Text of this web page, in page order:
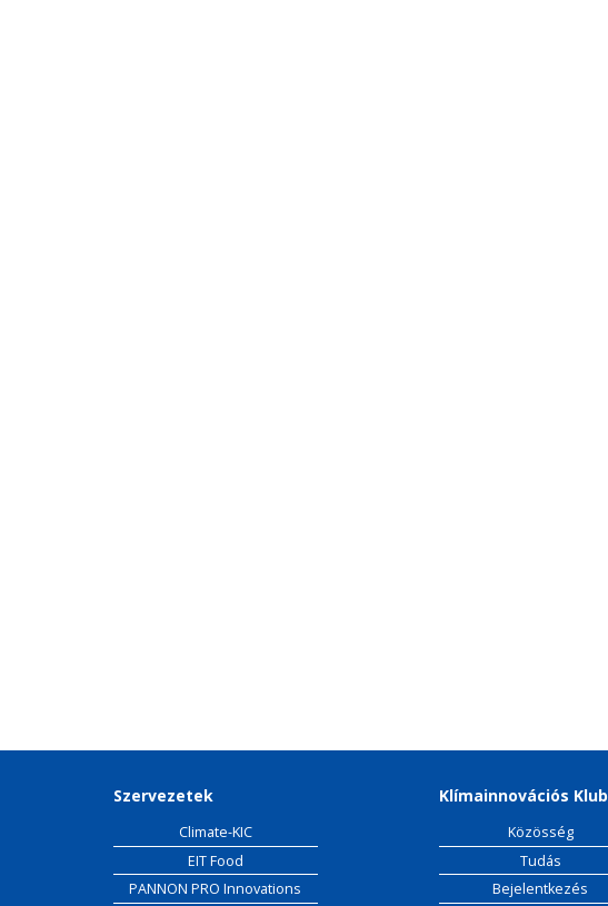
Szervezetek
Climate-KIC
EIT Food
PANNON PRO Innovations
Klímainnovációs Klub
Közösség
Tudás
Bejelentkezés